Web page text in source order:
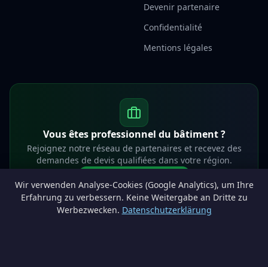
Wir verwenden Analyse-Cookies (Google Analytics), um Ihre
Erfahrung zu verbessern. Keine Weitergabe an Dritte zu
Werbezwecken. Datenschutzerklärung
Devenir partenaire
Confidentialité
Mentions légales
Vous êtes professionnel du bâtiment ?
Rejoignez notre réseau de partenaires et recevez des
demandes de devis qualifiées dans votre région.
info@lesprosdemaville.be